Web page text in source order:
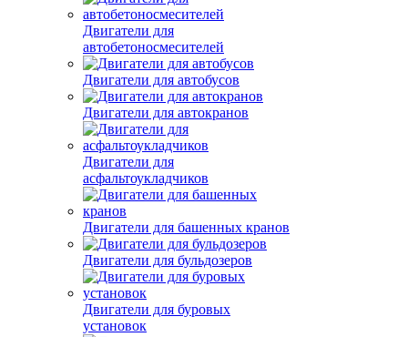
Двигатели для
автобетоносмесителей
Двигатели для автобусов
Двигатели для автокранов
Двигатели для
асфальтоукладчиков
Двигатели для башенных кранов
Двигатели для бульдозеров
Двигатели для буровых
установок